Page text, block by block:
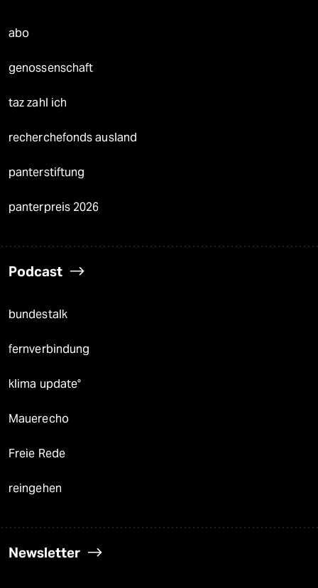
abo
genossenschaft
taz zahl ich
recherchefonds ausland
panterstiftung
panterpreis 2026
Podcast
bundestalk
fernverbindung
klima update°
Mauerecho
Freie Rede
reingehen
Newsletter